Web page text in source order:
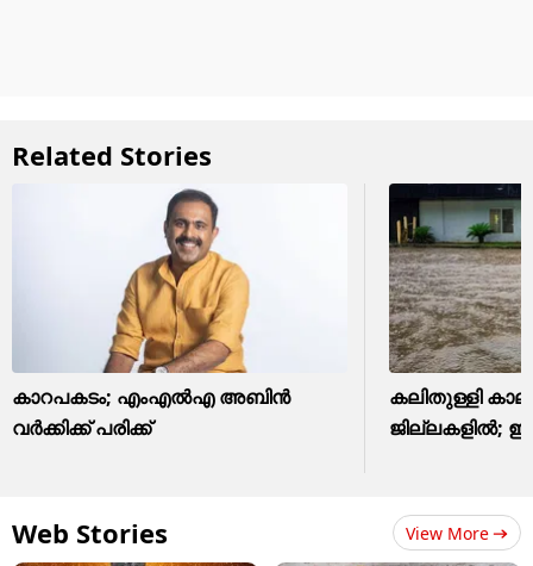
Related Stories
കാറപകടം; എംഎൽഎ അബിൻ
വർക്കിക്ക് പരിക്ക്
കലിതുള്ളി
ജില്ലകളിൽ;
Web Stories View More